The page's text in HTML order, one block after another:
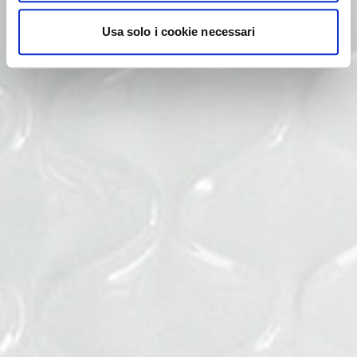
Usa solo i cookie necessari